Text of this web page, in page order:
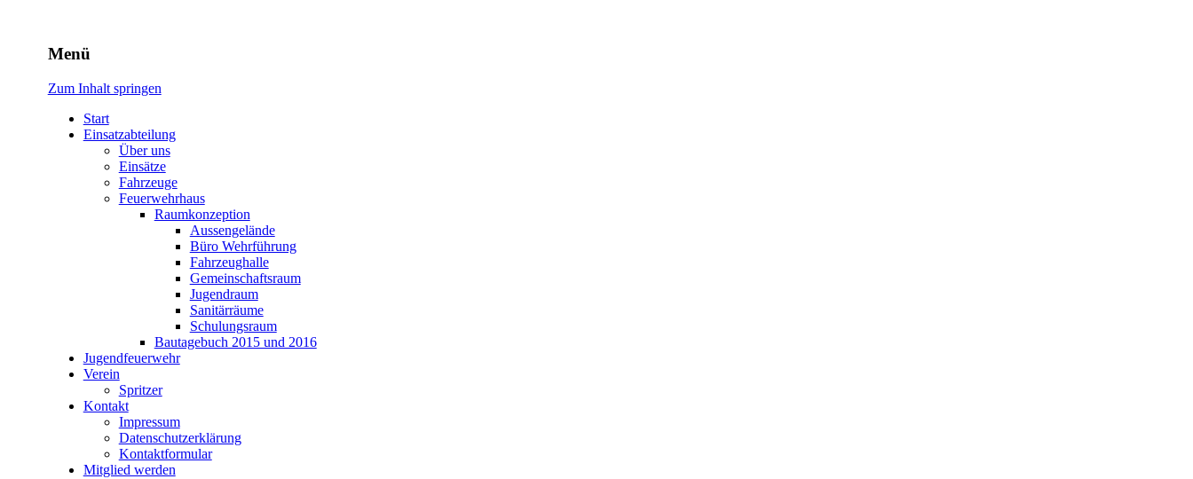
Freiwillige Feuerwehr Rodheim v.d.H.
Menü
Zum Inhalt springen
Start
Einsatzabteilung
Über uns
Einsätze
Fahrzeuge
Feuerwehrhaus
Raumkonzeption
Aussengelände
Büro Wehrführung
Fahrzeughalle
Gemeinschaftsraum
Jugendraum
Sanitärräume
Schulungsraum
Bautagebuch 2015 und 2016
Jugendfeuerwehr
Verein
Spritzer
Kontakt
Impressum
Datenschutzerklärung
Kontaktformular
Mitglied werden